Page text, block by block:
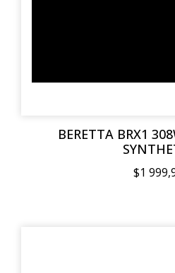
BERETTA BRX1
$1